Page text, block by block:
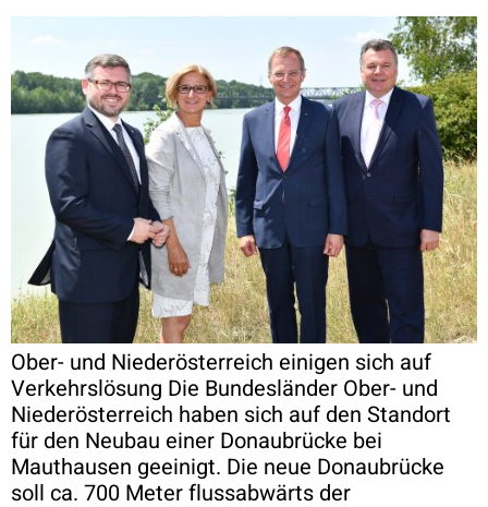
Ober- und Niederösterreich einigen sich auf
Verkehrslösung Die Bundesländer Ober- und
Niederösterreich haben sich auf den Standort
für den Neubau einer Donaubrücke bei
Mauthausen geeinigt. Die neue Donaubrücke
soll ca. 700 Meter flussabwärts der